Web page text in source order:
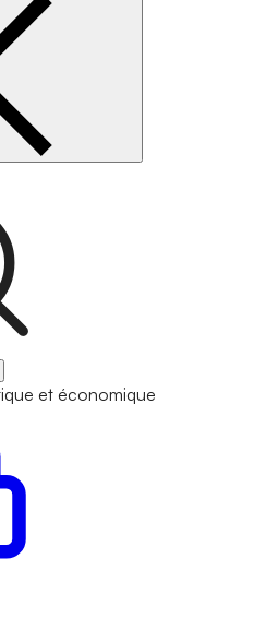
et économique